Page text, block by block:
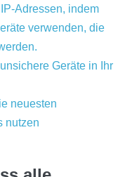
Adressen, indem
verwenden, die
Geräte in Ihr
neuesten
nutzen